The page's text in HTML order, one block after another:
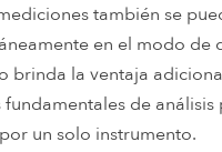
también se
en el modo de
brinda la ventaja
de análisis
un solo instrumento.